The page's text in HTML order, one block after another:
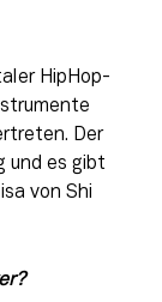
HipHop-
Der
und es gibt
von Shi